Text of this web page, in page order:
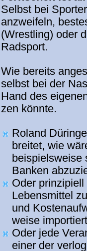
Selbst bei
anzwei­feln,
(Wrestling) oder
Radsport.
Wie bereits
selbst bei der
Hand des
zen könnte.
Roland
brei­tet, wie
bei­spiels­wei­se
Banken
Oder
Lebensmittel
und
wei­se
Oder jede
einer der